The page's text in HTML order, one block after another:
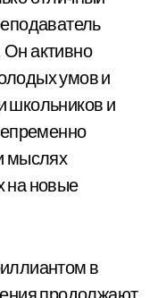
активно
умов и
школьников и
мыслях
на новые
в